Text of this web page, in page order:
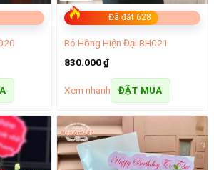
Đã đặt 628
Bó Hồng Hiện Đại BH021
830.000₫
Xem nhanh ĐẶT MUA